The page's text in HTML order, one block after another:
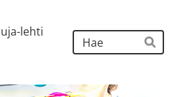
lehti
Hae